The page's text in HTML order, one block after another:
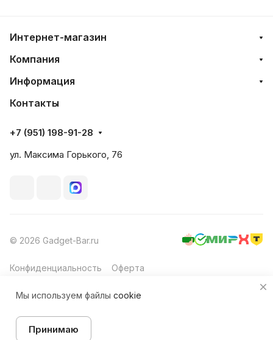
Интернет-магазин
Компания
Информация
Контакты
+7 (951) 198-91-28
ул. Максима Горького, 76
© 2026 Gadget-Bar.ru
Конфиденциальность Оферта
Мы используем файлы cookie
Принимаю